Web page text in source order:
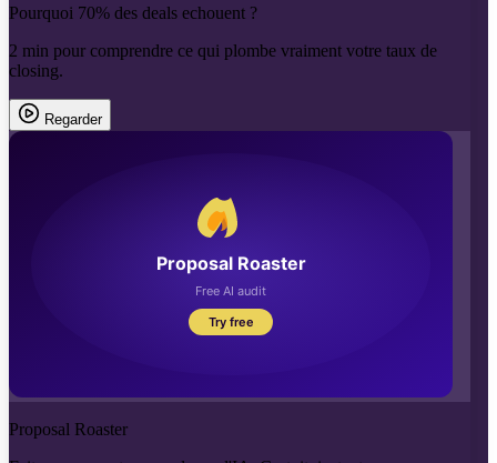
Pourquoi 70% des deals echouent ?
2 min pour comprendre ce qui plombe vraiment votre taux de
closing.
Regarder
Proposal Roaster